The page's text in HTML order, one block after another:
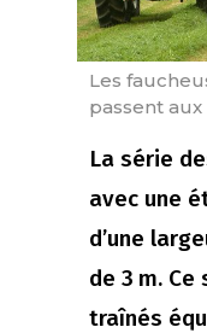
Les
passent aux
La série
avec une
d’une
de 3 m.
traînés